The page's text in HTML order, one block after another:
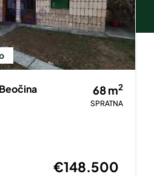
68m2
SPRATNA
€148.500